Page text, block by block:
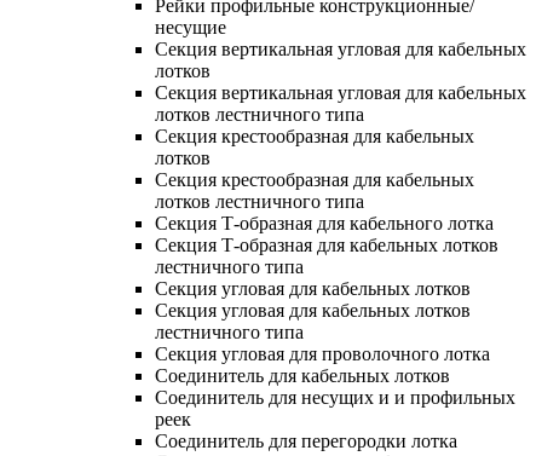
Рейки профильные конструкционные/
несущие
Секция вертикальная угловая для кабельных
лотков
Секция вертикальная угловая для кабельных
лотков лестничного типа
Секция крестообразная для кабельных
лотков
Секция крестообразная для кабельных
лотков лестничного типа
Секция Т-образная для кабельного лотка
Секция Т-образная для кабельных лотков
лестничного типа
Секция угловая для кабельных лотков
Секция угловая для кабельных лотков
лестничного типа
Секция угловая для проволочного лотка
Соединитель для кабельных лотков
Соединитель для несущих и и профильных
реек
Соединитель для перегородки лотка